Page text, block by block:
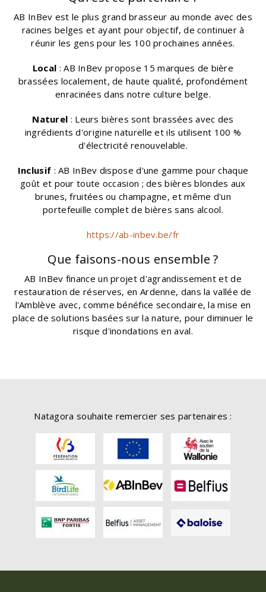
AB InBev est le plus grand brasseur au monde avec des
racines belges et ayant pour objectif, de continuer à
réunir les gens pour les 100 prochaines années.
Local : AB InBev propose 15 marques de bière
brassées localement, de haute qualité, profondément
enracinées dans notre culture belge.
Naturel : Leurs bières sont brassées avec des
ingrédients d'origine naturelle et ils utilisent 100 %
d'électricité renouvelable.
Inclusif : AB InBev dispose d'une gamme pour chaque
goût et pour toute occasion ; des bières blondes aux
brunes, fruitées ou champagne, et même d'un
portefeuille complet de bières sans alcool.
https://ab-inbev.be/fr
Que faisons-nous ensemble ?
AB InBev finance un projet d'agrandissement et de
restauration de réserves, en Ardenne, dans la vallée de
l'Amblève avec, comme bénéfice secondaire, la mise en
place de solutions basées sur la nature, pour diminuer le
risque d'inondations en aval.
Natagora souhaite remercier ses partenaires :